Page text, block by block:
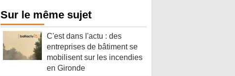
Sur le même sujet
C'est dans l'actu : des
entreprises de bâtiment se
mobilisent sur les incendies
en Gironde